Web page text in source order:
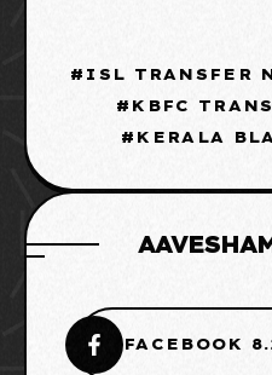
ISL TRANSFER
KBFC
KERALA